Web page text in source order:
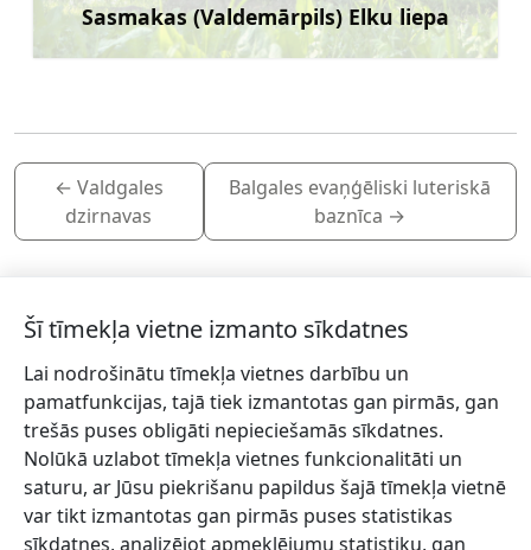
Sasmakas (Valdemārpils) Elku liepa
Uzzināt vairāk
← Valdgales
dzirnavas
Balgales evaņģēliski luteriskā
baznīca →
Piesakies jaunumiem!
Pieraksties jaunumiem e-pastā un nepalaid garām
jaunākās aktualitātes.
Šī tīmekļa vietne izmanto sīkdatnes
Lai nodrošinātu tīmekļa vietnes darbību un
pamatfunkcijas, tajā tiek izmantotas gan pirmās, gan
trešās puses obligāti nepieciešamās sīkdatnes.
Nolūkā uzlabot tīmekļa vietnes funkcionalitāti un
saturu, ar Jūsu piekrišanu papildus šajā tīmekļa vietnē
var tikt izmantotas gan pirmās puses statistikas
sīkdatnes, analizējot apmeklējumu statistiku, gan